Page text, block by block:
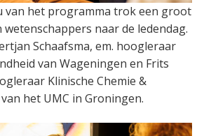
van het programma trok een groot
naar de ledendag.
Schaafsma, em. hoogleraar
van Wageningen en Frits
Klinische Chemie &
het UMC in Groningen.